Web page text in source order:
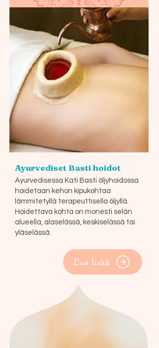
Ayurvedisessa Kati Basti öljyhoidossa
hoidetaan kehon kipukohtaa
lämmitetyllä terapeuttisella öljyllä.
Hoidettava kohta on monesti selän
alueella, alaselässä, keskiselässä tai
yläselässä.
Lue lisää
Ayurvediset Basti hoidot